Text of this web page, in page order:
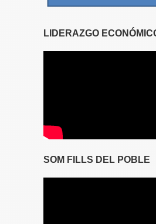
LIDERAZGO
SOM FILLS DEL POBLE